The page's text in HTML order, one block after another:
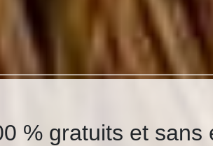
% gratuits et sans